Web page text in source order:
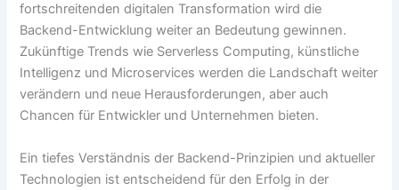
fortschreitenden digitalen Transformation wird die
Backend-Entwicklung weiter an Bedeutung gewinnen.
Zukünftige Trends wie Serverless Computing, künstliche
Intelligenz und Microservices werden die Landschaft weiter
verändern und neue Herausforderungen, aber auch
Chancen für Entwickler und Unternehmen bieten.
Ein tiefes Verständnis der Backend-Prinzipien und aktueller
Technologien ist entscheidend für den Erfolg in der